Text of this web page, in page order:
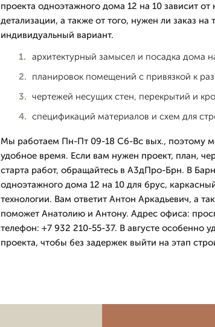
проекта одноэтажного дома 12 на 10 зависит
детализации, а также от того, нужен ли заказ на
индивидуальный вариант.
архитектурный замысел и посадка дома
планировок помещений с привязкой к
чертежей несущих стен, перекрытий и
спецификаций материалов и схем для
Мы работаем Пн-Пт 09-18 Сб-Вс вых., поэтому
удобное время. Если вам нужен проект, план,
старта работ, обращайтесь в А3дПро-Брн. В
одноэтажного дома 12 на 10 для брус,
технологии. Вам ответит Антон Аркадьевич, а
поможет Анатолию и Антону. Адрес офиса:
телефон: +7 932 210-55-37. В августе особенно
проекта, чтобы без задержек выйти на этап